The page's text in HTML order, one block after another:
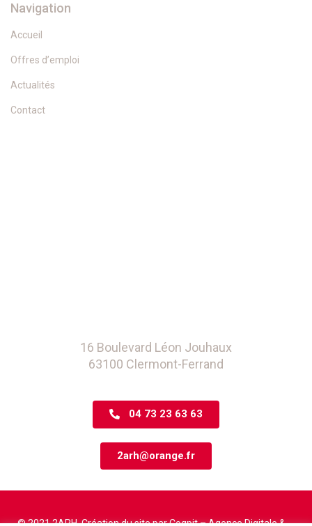
Navigation
Accueil
Offres d’emploi
Actualités
Contact
16 Boulevard Léon Jouhaux
63100 Clermont-Ferrand
04 73 23 63 63
2arh@orange.fr
© 2021 2ARH. Création du site parCoqpit – Agence Digitale&